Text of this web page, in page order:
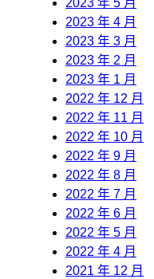
2023 年 4 月
2023 年 3 月
2023 年 2 月
2023 年 1 月
2022 年 12 月
2022 年 11 月
2022 年 10 月
2022 年 9 月
2022 年 8 月
2022 年 7 月
2022 年 6 月
2022 年 5 月
2022 年 4 月
2021 年 12 月